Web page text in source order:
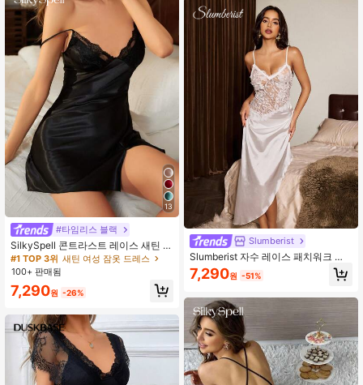
13
#타임리스 블랙
SilkySpell 콘트라스트 레이스 새틴 슬
립 파자마 나이트 드레스 (끈 포함) 럭
스라운지웨어
#1 TOP 3위 새틴 여성 잠옷 드레스
100+ 판매됨
7,290원 -26%
Slumberist
Slumberist 자수 레이스 패치워크 스
파게티 스트랩 나이트가운, 시스루 브
이넥 비대칭 미디 섹시 잠옷, 신부 나
7,290원 -51%